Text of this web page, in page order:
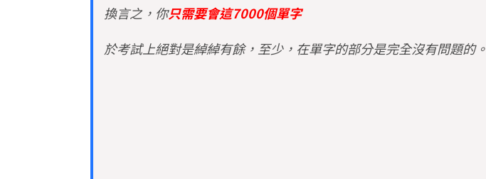
換言之，你只需要會這7000個單字
於考試上絕對是綽綽有餘，至少，在單字的部分是完全沒有問題的。